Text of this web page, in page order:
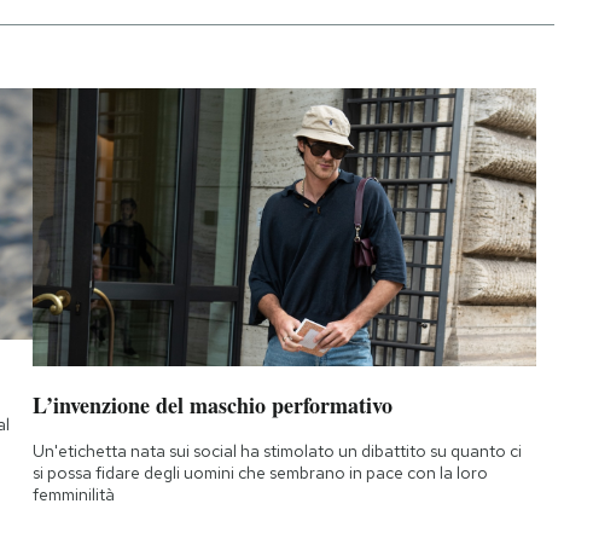
L’invenzione del maschio performativo
Un'etichetta nata sui social ha stimolato un dibattito su quanto ci
si possa fidare degli uomini che sembrano in pace con la loro
femminilità